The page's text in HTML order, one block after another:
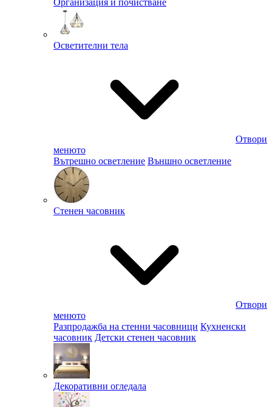
Организация и почистване
Осветителни тела
Отвори
менюто
Вътрешно осветление Външно осветление
Стенен часовник
Отвори
менюто
Разпродажба на стенни часовници Кухненски
часовник Детски стенен часовник
Декоративни огледала